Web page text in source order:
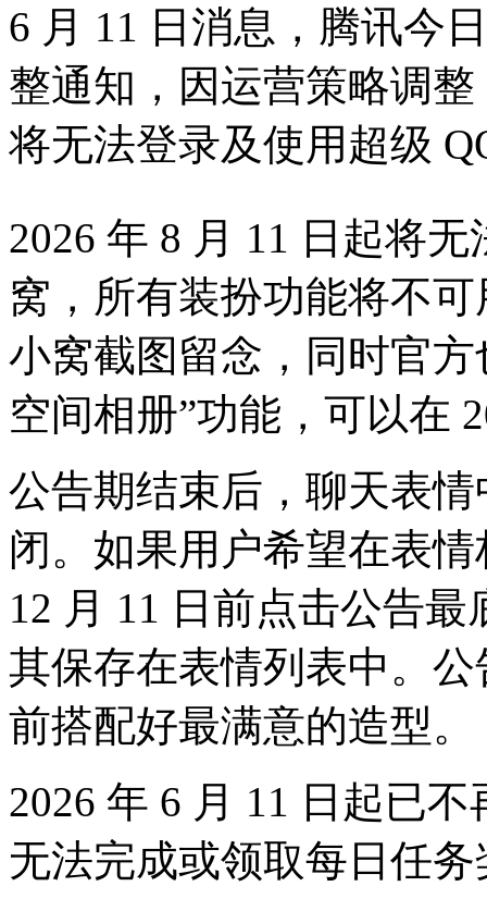
6 月 11 日消息，腾讯今
整通知，因运营策略调
将无法登录及使用超级
2026 年 8 月 11 日起将
窝，所有装扮功能将不
小窝截图留念，同时官
空间相册”功能，可以在
公告期结束后，聊天表
闭。如果用户希望在表
12 月 11 日前点击公告
其保存在表情列表中。
前搭配好最满意的造型。
2026 年 6 月 11 日起已
无法完成或领取每日任务